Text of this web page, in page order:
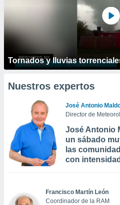
Tornados y lluvias
Nuestros expertos
José Antonio
Director de
José Antonio
un sábado
las
con intensidad
Francisco Martín León
Coordinador de la RAM